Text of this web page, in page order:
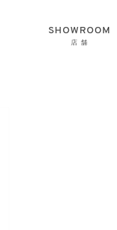
SHOWROOM
店 舗